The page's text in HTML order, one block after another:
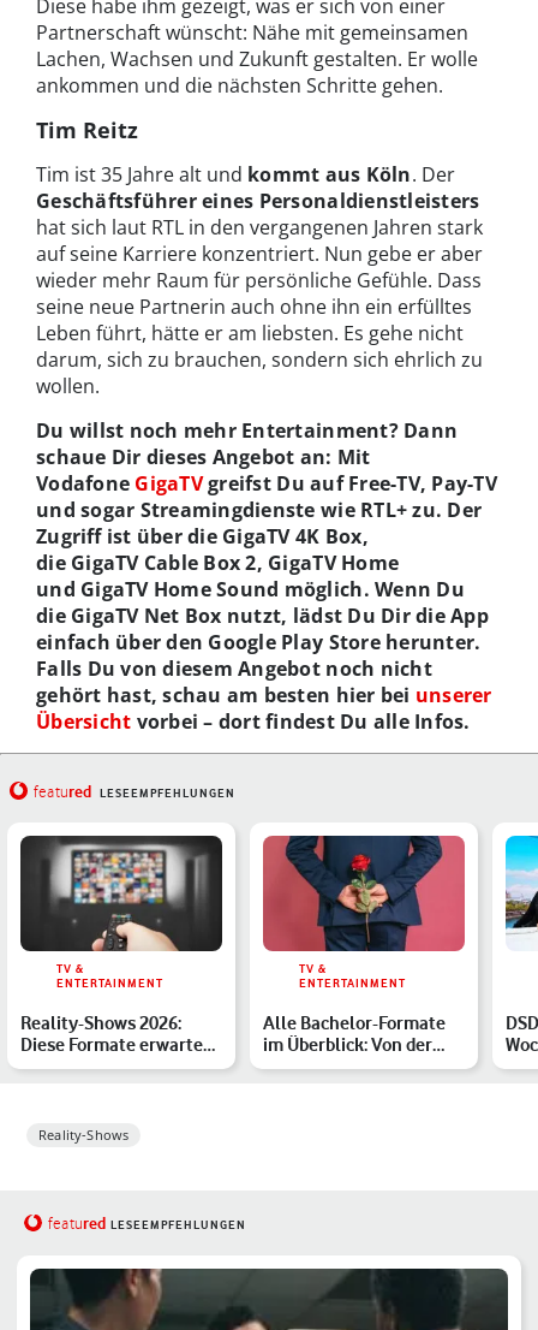
Diese habe ihm gezeigt, was er sich von einer
Partnerschaft wünscht: Nähe mit gemeinsamen
Lachen, Wachsen und Zukunft gestalten. Er wolle
ankommen und die nächsten Schritte gehen.
Tim Reitz
Tim ist 35 Jahre alt und kommt aus Köln. Der
Geschäftsführer eines Personaldienstleisters
hat sich laut RTL in den vergangenen Jahren stark
auf seine Karriere konzentriert. Nun gebe er aber
wieder mehr Raum für persönliche Gefühle. Dass
seine neue Partnerin auch ohne ihn ein erfülltes
Leben führt, hätte er am liebsten. Es gehe nicht
darum, sich zu brauchen, sondern sich ehrlich zu
wollen.
Du willst noch mehr Entertainment? Dann
schaue Dir dieses Angebot an: Mit
Vodafone GigaTVgreifst Du auf Free-TV, Pay-TV
und sogar Streamingdienste wie RTL+ zu. Der
Zugriff ist über die GigaTV 4K Box,
die GigaTV Cable Box 2, GigaTV Home
und GigaTV Home Sound möglich. Wenn Du
die GigaTV Net Box nutzt, lädst Du Dir die App
einfach über den Google Play Store herunter.
Falls Du von diesem Angebot noch nicht
gehört hast, schau am besten hier bei unserer
Übersicht vorbei – dort findest Du alle Infos.
featured LESEEMPFEHLUNGEN
TV &
ENTERTAINMENT
Reality-Shows 2026:
Diese Formate erwarten
Dich in diesem Jahr – …
TV &
ENTERTAINMENT
Alle Bachelor-Formate
im Überblick: Von der
Rose bis zur Halskett…
Reality-Shows
featured LESEEMPFEHLUNGEN